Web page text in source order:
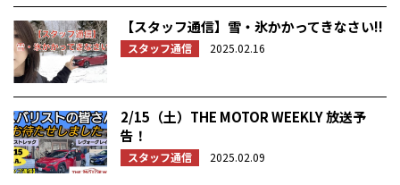
【スタッフ通信】雪・氷かかってきなさい!!
スタッフ通信 2025.02.16
2/15（土）THE MOTOR WEEKLY 放送予
告！
スタッフ通信 2025.02.09